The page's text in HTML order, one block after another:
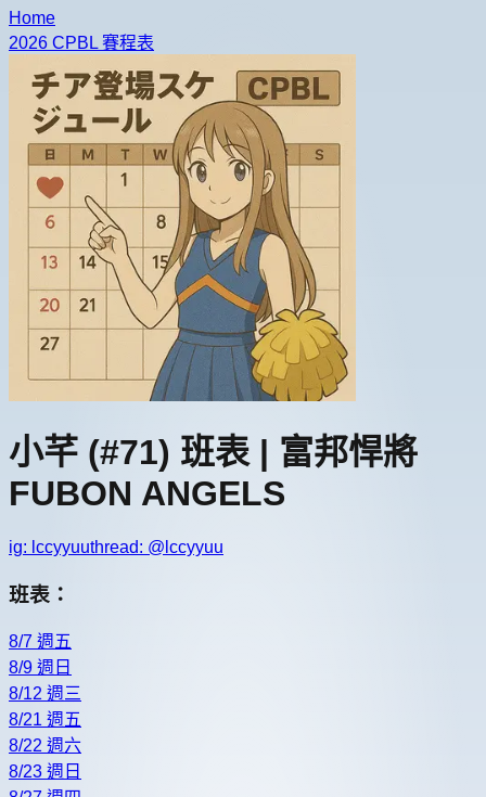
Home
2026 CPBL 賽程表
小芊 (#71) 班表 | 富邦悍將
FUBON ANGELS
ig: lccyyuuthread: @ lccyyuu
班表：
8/7 週五
8/9 週日
8/12 週三
8/21 週五
8/22 週六
8/23 週日